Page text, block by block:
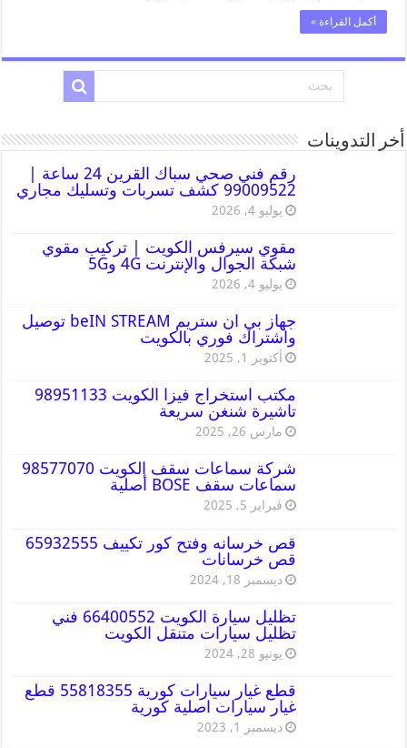
أكمل القراءة »
أخر التدوينات
رقم فني صحي سباك القرين 24 ساعة |
99009522 كشف تسربات وتسليك مجاري
يوليو 4, 2026
مقوي سيرفس الكويت | تركيب مقوي
شبكة الجوال والإنترنت 4G و5G
يوليو 4, 2026
جهاز بي ان ستريم beIN STREAM توصيل
واشتراك فوري بالكويت
أكتوبر 1, 2025
مكتب استخراج فيزا الكويت 98951133
تاشيرة شنغن سريعة
مارس 26, 2025
شركة سماعات سقف الكويت 98577070
سماعات سقف BOSE أصلية
فبراير 5, 2025
قص خرسانه وفتح كور تكييف 65932555
قص خرسانات
ديسمبر 18, 2024
تظليل سيارة الكويت 66400552 فني
تظليل سيارات متنقل الكويت
يونيو 28, 2024
قطع غيار سيارات كورية 55818355 قطع
غيار سيارات اصلية كورية
ديسمبر 1, 2023